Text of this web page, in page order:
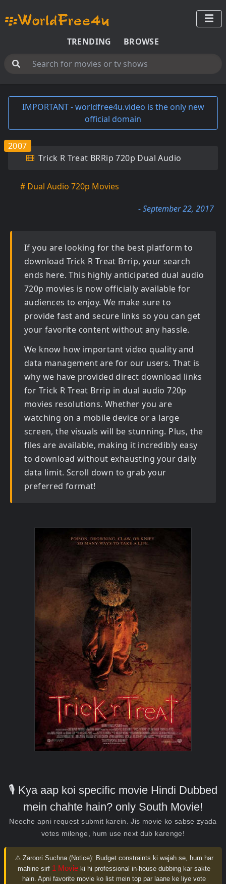
TRENDING BROWSE
IMPORTANT - worldfree4u.video is the only new
official domain
Trick R Treat BRRip 720p Dual Audio
2007
# Dual Audio 720p Movies
- September 22, 2017
If you are looking for the best platform to
download Trick R Treat Brrip, your search
ends here. This highly anticipated dual audio
720p movies is now officially available for
audiences to enjoy. We make sure to
provide fast and secure links so you can get
your favorite content without any hassle.
We know how important video quality and
data management are for our users. That is
why we have provided direct download links
for Trick R Treat Brrip in dual audio 720p
movies resolutions. Whether you are
watching on a mobile device or a large
screen, the visuals will be stunning. Plus, the
files are available, making it incredibly easy
to download without exhausting your daily
data limit. Scroll down to grab your
preferred format!
🎙️ Kya aap koi specific movie Hindi Dubbed
mein chahte hain? only South Movie!
Neeche apni request submit karein. Jis movie ko sabse zyada
votes milenge, hum use next dub karenge!
⚠️ Zaroori Suchna (Notice): Budget constraints ki wajah se, hum har
mahine sirf 1 Movie ki hi professional in-house dubbing kar sakte
hain. Apni favorite movie ko list mein top par laane ke liye vote